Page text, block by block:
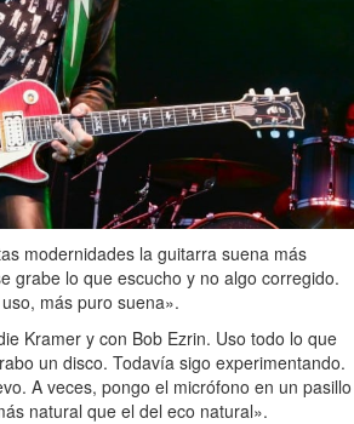
modernidades la guitarra suena más
grabe lo que escucho y no algo corregido.
más puro suena».
Kramer y con Bob Ezrin. Uso todo lo que
un disco. Todavía sigo experimentando.
A veces, pongo el micrófono en un pasillo
natural que el del eco natural».